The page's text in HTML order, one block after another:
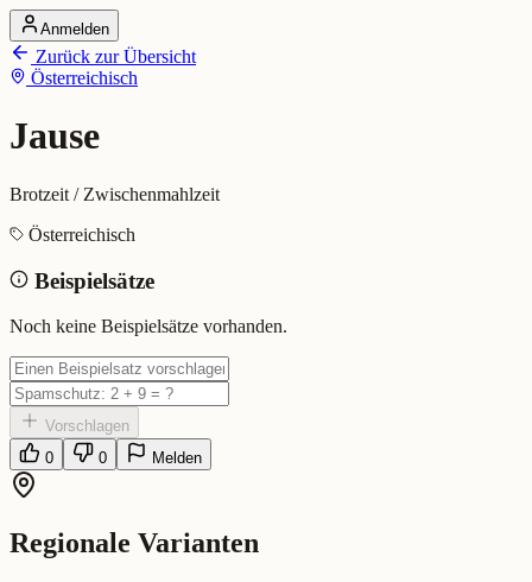
Startseite
Alle Dialekte
Dialekte vergleichen
Ranking
Jause (Österreichisch)
Bedeutung: Brotzeit / Zwischenmahlzeit
Eingereicht von: Mundwerk Team
Anmelden
Zurück zur Übersicht
Österreichisch
Jause
Brotzeit / Zwischenmahlzeit
Österreichisch
Beispielsätze
Noch keine Beispielsätze vorhanden.
Vorschlagen
0
0 Melden
Regionale Varianten